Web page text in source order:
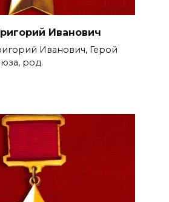
Иванович
Иванович, Герой
род.